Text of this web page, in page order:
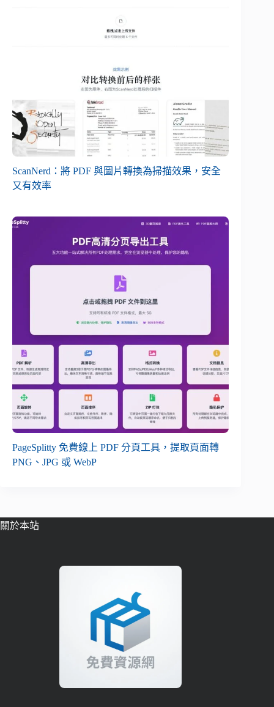
ScanNerd：將 PDF 與圖片轉換為掃描效果，安全
又有效率
PageSplitty 免費線上 PDF 分頁工具，提取頁面轉
PNG、JPG 或 WebP
關於本站